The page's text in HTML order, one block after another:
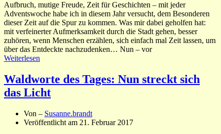
Aufbruch, mutige Freude, Zeit für Geschichten – mit jeder
Adventswoche habe ich in diesem Jahr versucht, dem Besonderen
dieser Zeit auf die Spur zu kommen. Was mir dabei geholfen hat:
mit verfeinerter Aufmerksamkeit durch die Stadt gehen, besser
zuhören, wenn Menschen erzählen, sich einfach mal Zeit lassen, um
über das Entdeckte nachzudenken… Nun – vor
Weiterlesen
Waldworte des Tages: Nun streckt sich
das Licht
Von – Susanne.brandt
Veröffentlicht am 21. Februar 2017